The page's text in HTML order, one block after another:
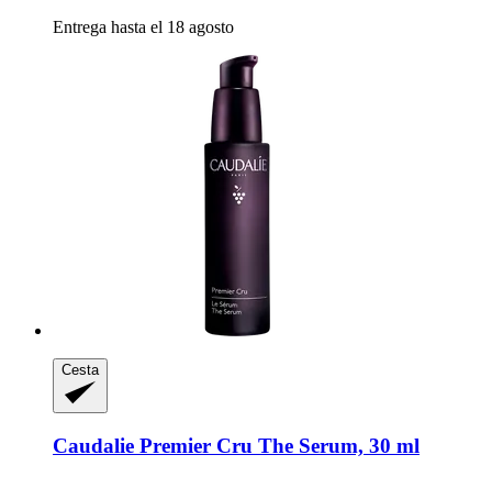
Entrega hasta el 18 agosto
Cesta
Caudalie Premier Cru The Serum, 30 ml